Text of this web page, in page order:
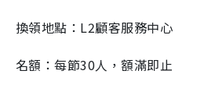
換領地點：L2顧客服務中心
名額：每節30人，額滿即止